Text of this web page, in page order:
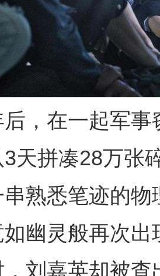
在一起军事
天拼凑28万张
串熟悉笔迹的
幽灵般再次
刘嘉英却被